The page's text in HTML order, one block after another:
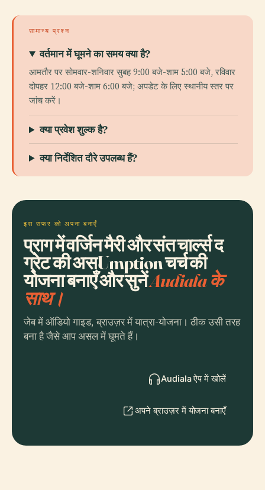
सामान्य प्रश्न
वर्तमान में घूमने का समय क्या है?
आमतौर पर सोमवार-शनिवार सुबह 9:00 बजे-शाम 5:00 बजे, रविवार
दोपहर 12:00 बजे-शाम 6:00 बजे; अपडेट के लिए स्थानीय स्तर पर
जांच करें।
क्या प्रवेश शुल्क है?
क्या निर्देशित दौरे उपलब्ध हैं?
इस सफर को अपना बनाएँ
प्राग में वर्जिन मैरी और संत चार्ल्स द
ग्रेट की असUmption चर्च की
योजना बनाएँ और सुनेंAudiala के
साथ।
जेब में ऑडियो गाइड, ब्राउज़र में यात्रा-योजना। ठीक उसी तरह
बना है जैसे आप असल में घूमते हैं।
Audiala ऐप में खोलें
अपने ब्राउज़र में योजना बनाएँ